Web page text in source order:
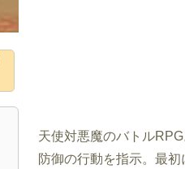
天使対悪魔のバトル
防御の行動を指示。最